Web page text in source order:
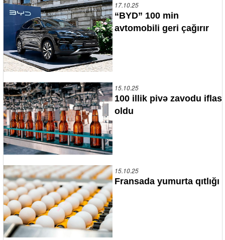
17.10.25
“BYD” 100 min
avtomobili geri çağırır
15.10.25
100 illik pivə zavodu iflas
oldu
15.10.25
Fransada yumurta qıtlığı